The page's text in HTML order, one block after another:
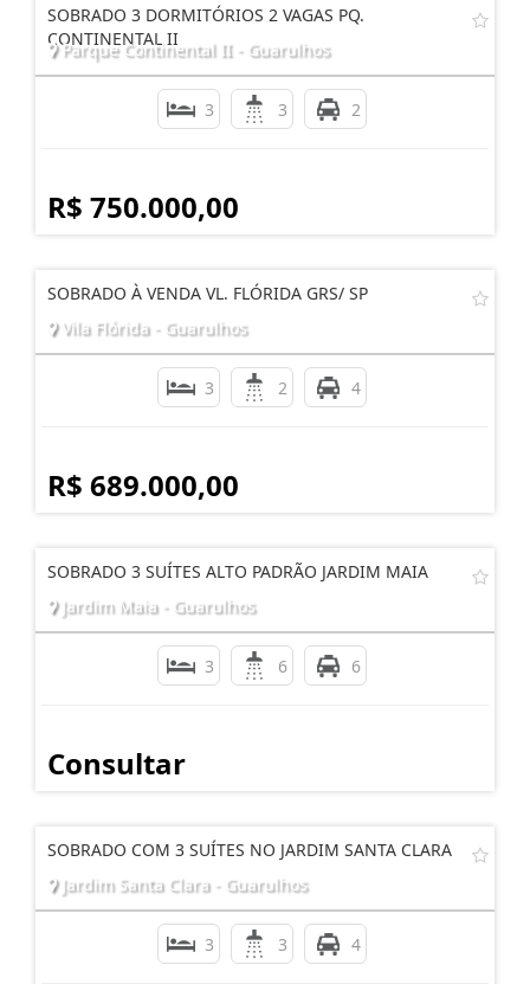
SOBRADO 3 DORMITÓRIOS 2 VAGAS PQ.
CONTINENTAL II
Parque Continental II - Guarulhos
3 3 2
R$ 750.000,00
SOBRADO À VENDA VL. FLÓRIDA GRS/ SP
Vila Flórida - Guarulhos
3 2 4
R$ 689.000,00
SOBRADO 3 SUÍTES ALTO PADRÃO JARDIM MAIA
Jardim Maia - Guarulhos
3 6 6
Consultar
SOBRADO COM 3 SUÍTES NO JARDIM SANTA CLARA
Jardim Santa Clara - Guarulhos
3 3 4